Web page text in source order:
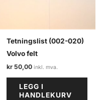
Tetningslist (002-020)
Volvo felt
kr 50,00
LEGG I
HANDLEKURV